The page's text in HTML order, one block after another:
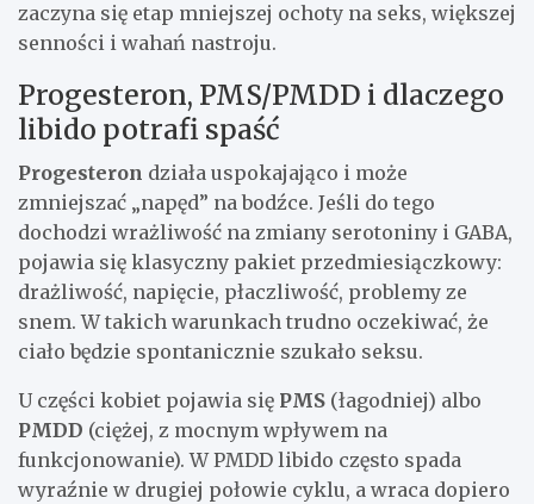
zaczyna się etap mniejszej ochoty na seks, większej
senności i wahań nastroju.
Progesteron, PMS/PMDD i dlaczego
libido potrafi spaść
Progesteron działa uspokajająco i może
zmniejszać „napęd” na bodźce. Jeśli do tego
dochodzi wrażliwość na zmiany serotoniny i GABA,
pojawia się klasyczny pakiet przedmiesiączkowy:
drażliwość, napięcie, płaczliwość, problemy ze
snem. W takich warunkach trudno oczekiwać, że
ciało będzie spontanicznie szukało seksu.
U części kobiet pojawia się PMS (łagodniej) albo
PMDD (ciężej, z mocnym wpływem na
funkcjonowanie). W PMDD libido często spada
wyraźnie w drugiej połowie cyklu, a wraca dopiero